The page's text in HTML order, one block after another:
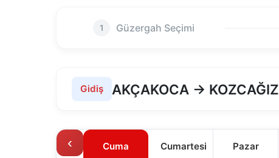
1 Güzergah Seçimi
Gidiş AKÇAKOCA → KOZCAĞIZ
‹ Cuma Cumartesi Pazar